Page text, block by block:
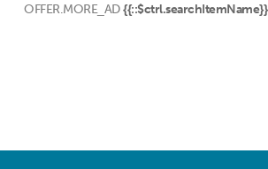
OFFER.MORE_AD {{::$ctrl.searchItemName}}